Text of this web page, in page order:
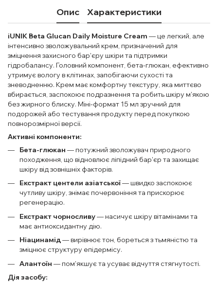
Опис Характеристики
iUNIK Beta Glucan Daily Moisture Cream — це легкий, але
інтенсивно зволожувальний крем, призначений для
зміцнення захисного бар'єру шкіри та підтримки
гідробалансу. Головний компонент, бета-глюкан, ефективно
утримує вологу в клітинах, запобігаючи сухості та
зневодненню. Крем має комфортну текстуру, яка миттєво
вбирається, заспокоює подразнення та робить шкіру м'якою
без жирного блиску. Міні-формат 15 мл зручний для
подорожей або тестування продукту перед покупкою
повнорозмірної версії.
Активні компоненти:
Бета-глюкан — потужний зволожувач природного
походження, що відновлює ліпідний бар'єр та захищає
шкіру від зовнішніх факторів.
Екстракт центели азіатської— швидко заспокоює
чутливу шкіру, знімає почервоніння та прискорює
регенерацію.
Екстракт чорносливу— насичує шкіру вітамінами та
має антиоксидантну дію.
Ніацинамід— вирівнює тон, бореться з тьмяністю та
зміцнює структуру епідермісу.
Алантоїн — пом'якшує та усуває відчуття стягнутості.
Дія засобу: